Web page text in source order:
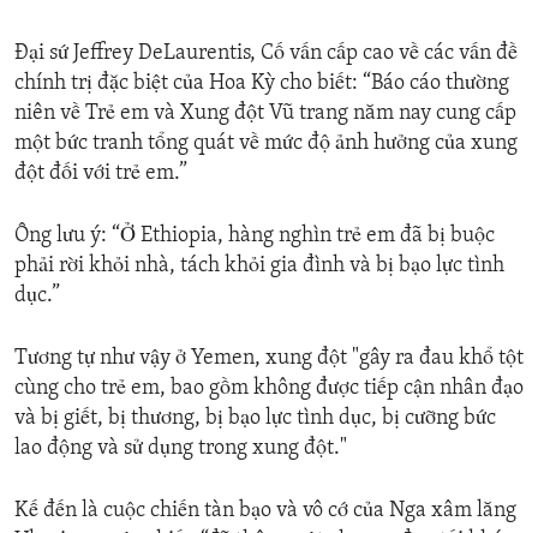
Đại sứ Jeffrey DeLaurentis, Cố vấn cấp cao về các vấn đề
chính trị đặc biệt của Hoa Kỳ cho biết: “Báo cáo thường
niên về Trẻ em và Xung đột Vũ trang năm nay cung cấp
một bức tranh tổng quát về mức độ ảnh hưởng của xung
đột đối với trẻ em.”
Ông lưu ý: “Ở Ethiopia, hàng nghìn trẻ em đã bị buộc
phải rời khỏi nhà, tách khỏi gia đình và bị bạo lực tình
dục.”
Tương tự như vậy ở Yemen, xung đột "gây ra đau khổ tột
cùng cho trẻ em, bao gồm không được tiếp cận nhân đạo
và bị giết, bị thương, bị bạo lực tình dục, bị cưỡng bức
lao động và sử dụng trong xung đột."
Kế đến là cuộc chiến tàn bạo và vô cớ của Nga xâm lăng